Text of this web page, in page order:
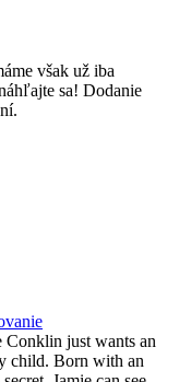
však už iba
sa! Dodanie
Conklin just wants an
child. Born with an